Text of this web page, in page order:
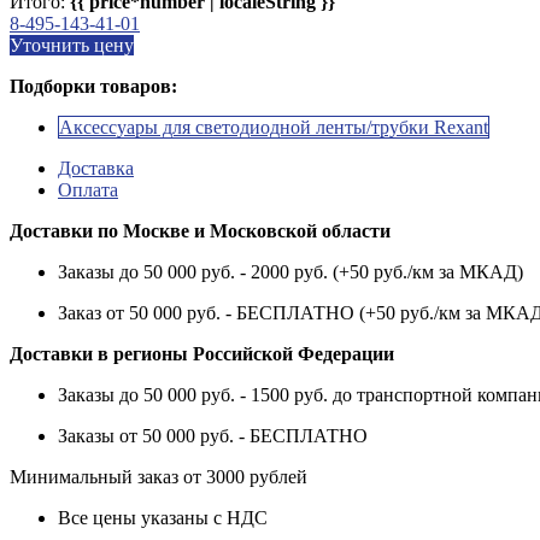
8-495-143-41-01
Уточнить цену
Подборки товаров:
Аксессуары для светодиодной ленты/трубки Rexant
Доставка
Оплата
Доставки по Москве и Московской области
Заказы до 50 000 руб. - 2000 руб. (+50 руб./км за МКАД)
Заказ от 50 000 руб. - БЕСПЛАТНО (+50 руб./км за
Доставки в регионы Российской Федерации
Заказы до 50 000 руб. - 1500 руб. до транспортной
Заказы от 50 000 руб. - БЕСПЛАТНО
Минимальный заказ от 3000 рублей
Все цены указаны с НДС